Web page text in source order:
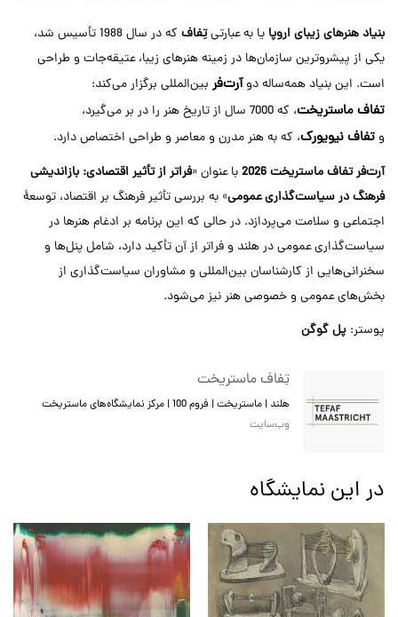
بنیاد هنرهای زیبای اروپا یا به عبارتیتِفاف
که در سال 1988 تأسیس شد،
یکی از پیشروترین سازمان‌ها در زمینه هنرهای زیبا، عتیقه‌جات و طراحی
است. این بنیاد همه‌ساله دوآرت‌فر بین‌المللی برگزار می‌کند:
تفاف ماستریخت
، که 7000 سال از تاریخ هنر را در بر می‌گیرد،
و تفاف نیویورک، که به هنر مدرن و معاصر و طراحی اختصاص دارد.
آرت‌فر تفاف ماستریخت2026با عنوان «فراتر از تأثیر اقتصادی: بازاندیشی
فرهنگ در سیاست‌گذاری عمومی» به بررسی تأثیر فرهنگ بر اقتصاد، توسعهٔ
اجتماعی و سلامت می‌پردازد. در حالی که این برنامه بر ادغام هنرها در
سیاست‌گذاری عمومی در هلند و فراتر از آن تأکید دارد، شامل پنل‌ها و
سخنرانی‌هایی از کارشناسان بین‌المللی و مشاوران سیاست‌گذاری از
بخش‌های عمومی و خصوصی هنر نیز می‌شود.
پوستر: پل گوگن
تِفاف ماستریخت
هلند | ماستریخت | فروم 100 | مرکز نمایشگاه‌های ماستریخت
وب‌سایت
در این نمایشگاه